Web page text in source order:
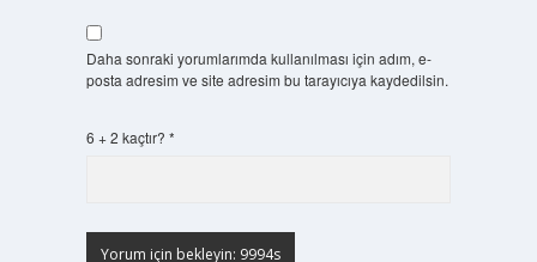
Daha sonraki yorumlarımda kullanılması için adım, e-
posta adresim ve site adresim bu tarayıcıya kaydedilsin.
6 + 2 kaçtır? *